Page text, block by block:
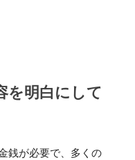
を明白にして
銭が必要で、多くの